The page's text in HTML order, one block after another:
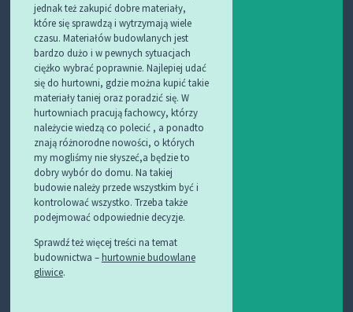
jednak też zakupić dobre materiały,
które się sprawdzą i wytrzymają wiele
czasu. Materiałów budowlanych jest
bardzo dużo i w pewnych sytuacjach
ciężko wybrać poprawnie. Najlepiej udać
się do hurtowni, gdzie można kupić takie
materiały taniej oraz poradzić się. W
hurtowniach pracują fachowcy, którzy
należycie wiedzą co polecić , a ponadto
znają różnorodne nowości, o których
my mogliśmy nie słyszeć,a będzie to
dobry wybór do domu. Na takiej
budowie należy przede wszystkim być i
kontrolować wszystko. Trzeba także
podejmować odpowiednie decyzje.
Sprawdź też więcej treści na temat
budownictwa –hurtownie budowlane
gliwice.